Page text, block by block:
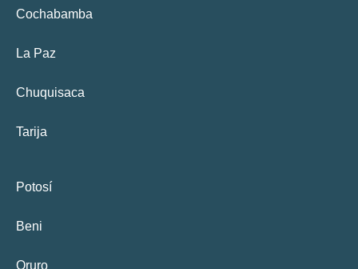
Cochabamba
La Paz
Chuquisaca
Tarija
Potosí
Beni
Oruro